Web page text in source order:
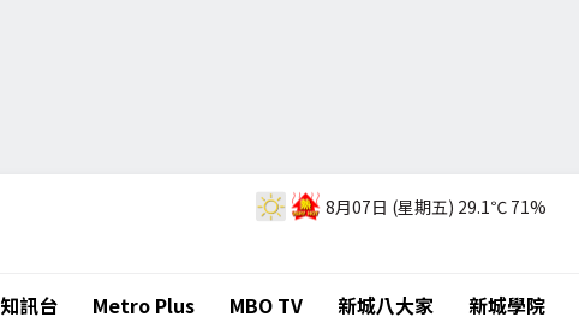
8月07日 (星期五) 29.1℃ 71%
知訊台 Metro Plus MBO TV 新城八大家 新城學院